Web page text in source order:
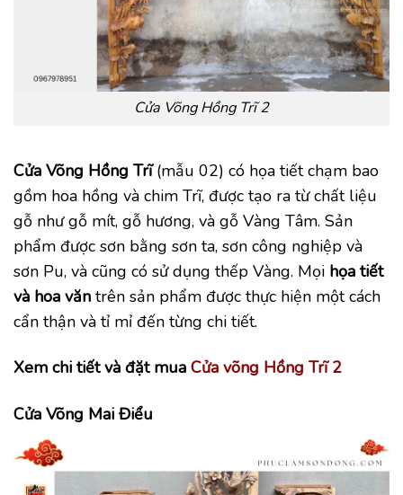
Cửa Võng Hồng Trĩ 2
Cửa Võng Hồng Trĩ(mẫu 02) có họa tiết chạm bao
gồm hoa hồng và chim Trĩ, được tạo ra từ chất liệu
gỗ như gỗ mít, gỗ hương, và gỗ Vàng Tâm. Sản
phẩm được sơn bằng sơn ta, sơn công nghiệp và
sơn Pu, và cũng có sử dụng thếp Vàng. Mọi họa tiết
và hoa văn trên sản phẩm được thực hiện một cách
cẩn thận và tỉ mỉ đến từng chi tiết.
Xem chi tiết và đặt mua Cửa võng Hồng Trĩ 2
Cửa Võng Mai Điểu